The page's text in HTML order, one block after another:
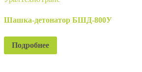
Шашка-детонатор БШД-800У
Подробнее